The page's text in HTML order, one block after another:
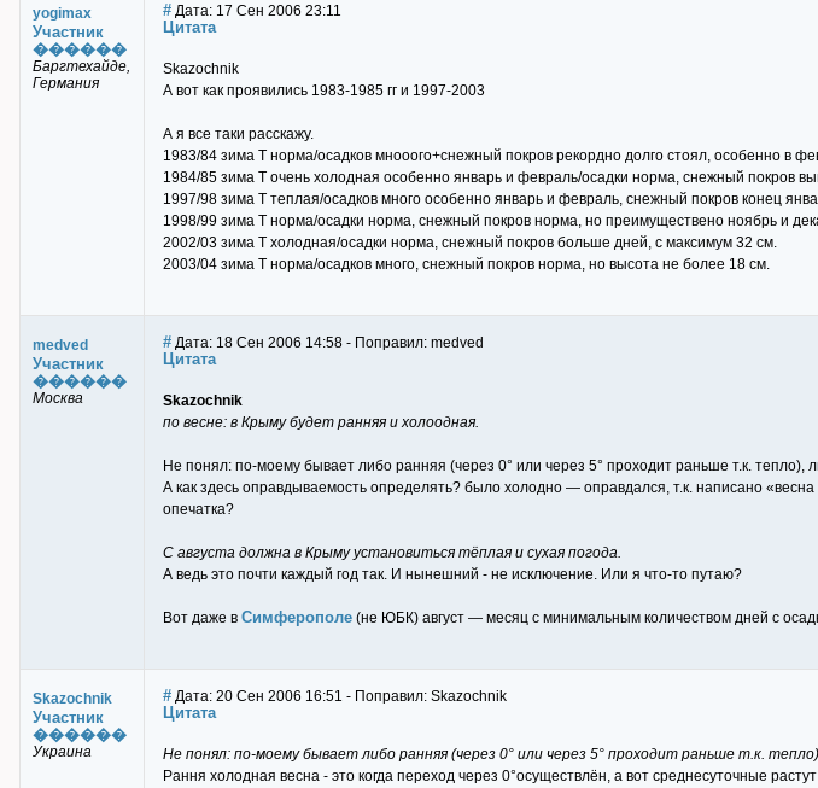
yogimax
Участник
������
Баргтехайде,
Германия
# Дата: 17 Сен 2006 23:11
Цитата
Skazochnik
А вот как проявились 1983-1985 гг и 1997-2003
А я все таки расскажу.
1983/84 зима Т норма/осадков мнооого+снежный покров рекордно долго стоял, особенно в
1984/85 зима Т очень холодная особенно январь и февраль/осадки норма, снежный покров
1997/98 зима Т теплая/осадков много особенно январь и февраль, снежный покров конец
1998/99 зима Т норма/осадки норма, снежный покров норма, но преимуществено ноябрь и
2002/03 зима Т холодная/осадки норма, снежный покров больше дней, с максимум 32 см.
2003/04 зима Т норма/осадков много, снежный покров норма, но высота не более 18 см.
medved
Участник
������
Москва
# Дата: 18 Сен 2006 14:58 - Поправил: medved
Цитата
Skazochnik
по весне: в Крыму будет ранняя и холоодная.
Не понял: по-моему бывает либо ранняя (через 0° или через 5° проходит раньше т.к. тепло),
А как здесь оправдываемость определять? было холодно — оправдался, т.к. написано
опечатка?
С августа должна в Крыму установиться тёплая и сухая погода.
А ведь это почти каждый год так. И нынешний - не исключение. Или я что-то путаю?
Вот даже в Симферополе (не ЮБК) август — месяц с минимальным количеством дней с
Skazochnik
Участник
������
Украина
# Дата: 20 Сен 2006 16:51 - Поправил: Skazochnik
Цитата
Не понял: по-моему бывает либо ранняя (через 0° или через 5° проходит раньше т.к.
Рання холодная весна - это когда переход через 0°осуществлён, а вот среднесуточные